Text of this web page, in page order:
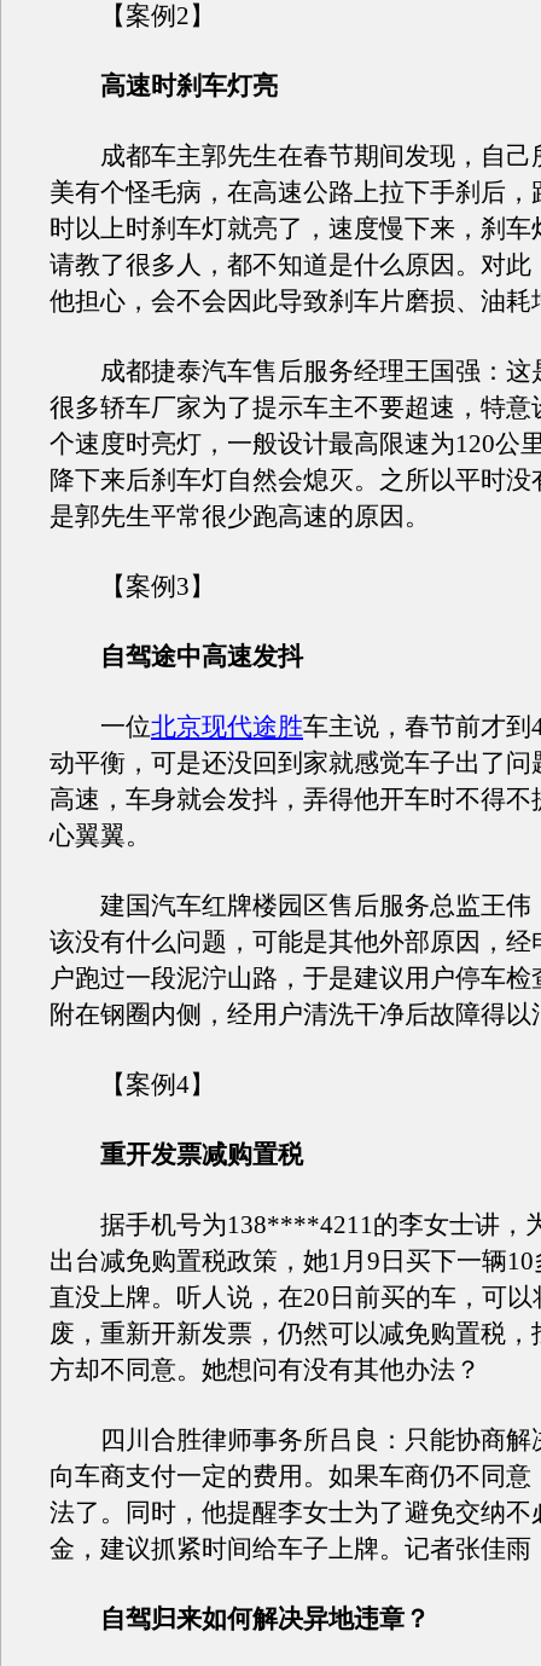
【案例2】
高速时刹车灯亮
成都车主郭先生在春节期间发现，自己
美有个怪毛病，在高速公路上拉下手刹后，
时以上时刹车灯就亮了，速度慢下来，刹车
请教了很多人，都不知道是什么原因。对此
他担心，会不会因此导致刹车片磨损、油耗
成都捷泰汽车售后服务经理王国强：这
很多轿车厂家为了提示车主不要超速，特意
个速度时亮灯，一般设计最高限速为120公
降下来后刹车灯自然会熄灭。之所以平时没
是郭先生平常很少跑高速的原因。
【案例3】
自驾途中高速发抖
一位北京现代途胜车主说，春节前才到
动平衡，可是还没回到家就感觉车子出了问
高速，车身就会发抖，弄得他开车时不得不
心翼翼。
建国汽车红牌楼园区售后服务总监王伟
该没有什么问题，可能是其他外部原因，经
户跑过一段泥泞山路，于是建议用户停车检
附在钢圈内侧，经用户清洗干净后故障得以
【案例4】
重开发票减购置税
据手机号为138****4211的李女士讲，
出台减免购置税政策，她1月9日买下一辆
直没上牌。听人说，在20日前买的车，可
废，重新开新发票，仍然可以减免购置税，
方却不同意。她想问有没有其他办法？
四川合胜律师事务所吕良：只能协商解
向车商支付一定的费用。如果车商仍不同意
法了。同时，他提醒李女士为了避免交纳不
金，建议抓紧时间给车子上牌。记者张佳雨
自驾归来如何解决异地违章？